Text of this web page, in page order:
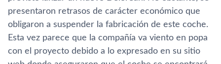
presentaron retrasos de carácter económico que
obligaron a suspender la fabricación de este coche.
Esta vez parece que la compañía va viento en popa
con el proyecto debido a lo expresado en su sitio